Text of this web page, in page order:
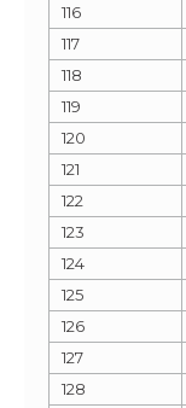
116
117
118
119
120
121
122
123
124
125
126
127
128